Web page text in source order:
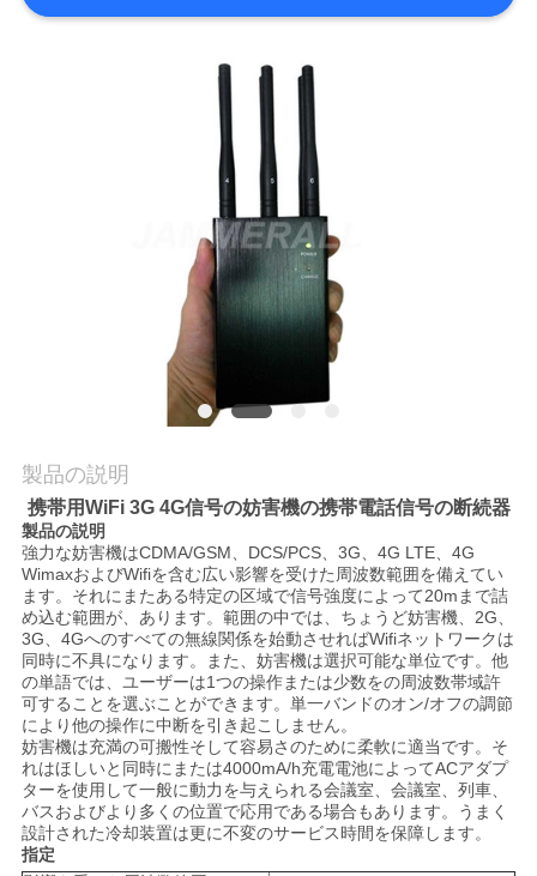
学
合
わ
せ
ニ
ュ
ー
ス
製品の説明
携帯用WiFi 3G 4G信号の妨害機の携帯電話信号の断続器
製品の説明
強力な妨害機はCDMA/GSM、DCS/PCS、3G、4G LTE、4G
WimaxおよびWifiを含む広い影響を受けた周波数範囲を備えてい
ます。それにまたある特定の区域で信号強度によって20mまで詰
め込む範囲が、あります。範囲の中では、ちょうど妨害機、2G、
3G、4Gへのすべての無線関係を始動させればWifiネットワークは
同時に不具になります。また、妨害機は選択可能な単位です。他
の単語では、ユーザーは1つの操作または少数をの周波数帯域許
可することを選ぶことができます。単一バンドのオン/オフの調節
により他の操作に中断を引き起こしません。
妨害機は充満の可搬性そして容易さのために柔軟に適当です。そ
れはほしいと同時にまたは4000mA/h充電電池によってACアダプ
ターを使用して一般に動力を与えられる会議室、会議室、列車、
バスおよびより多くの位置で応用である場合もあります。うまく
設計された冷却装置は更に不変のサービス時間を保障します。
指定